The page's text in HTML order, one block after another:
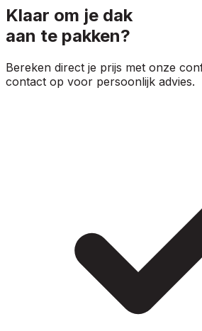
Klaar om je dak
aan te pakken?
Bereken direct je prijs met onze
contact op voor persoonlijk advies.